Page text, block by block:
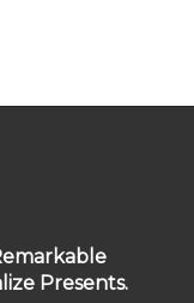
Presents.